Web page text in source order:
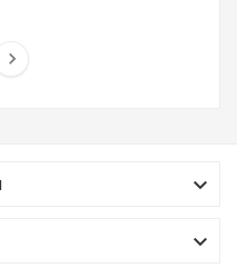


